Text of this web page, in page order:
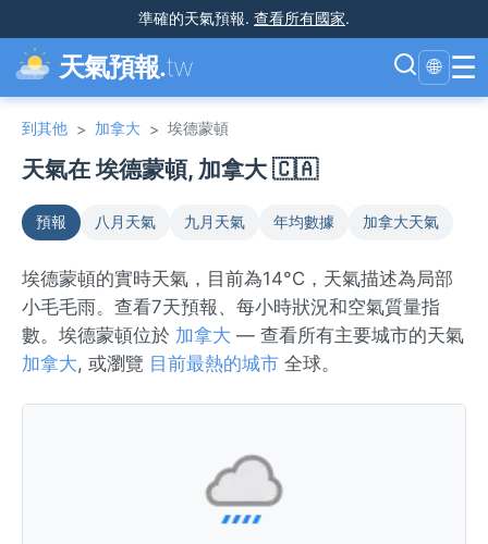
準確的天氣預報. 查看所有國家.
天氣預報.tw 🌐 ☰
到其他 > 加拿大 > 埃德蒙頓
天氣在 埃德蒙頓, 加拿大 🇨🇦
預報 八月天氣 九月天氣 年均數據 加拿大天氣
埃德蒙頓的實時天氣，目前為14°C，天氣描述為局部
小毛毛雨。查看7天預報、每小時狀況和空氣質量指
數。埃德蒙頓位於 加拿大 — 查看所有主要城市的天氣
加拿大, 或瀏覽 目前最熱的城市 全球。